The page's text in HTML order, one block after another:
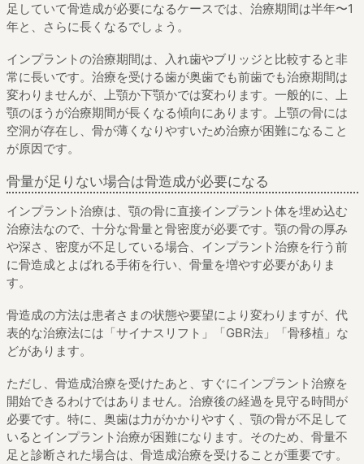
足していて骨造成が必要になるケースでは、治療期間は半年〜1
年と、さらに長くなるでしょう。
インプラントの治療期間は、入れ歯やブリッジと比較すると非
常に長いです。治療を受ける歯が奥歯でも前歯でも治療期間は
変わりませんが、上顎か下顎かでは変わります。一般的に、上
顎のほうが治療期間が長くなる傾向にあります。上顎の骨には
空洞が存在し、骨が薄くなりやすいため治療が困難になること
が原因です。
骨量が足りない場合は骨造成が必要になる
インプラント治療は、顎の骨に直接インプラント体を埋め込む
治療法なので、十分な骨量と骨密度が必要です。顎の骨の厚み
や深さ、密度が不足している場合、インプラント治療を行う前
に骨造成とよばれる手術を行い、骨量を増やす必要がありま
す。
骨造成の方法は患者さまの状態や要望により変わりますが、代
表的な治療法には「サイナスリフト」「GBR法」「骨移植」な
どがあります。
ただし、骨造成治療を受けたあと、すぐにインプラント治療を
開始できるわけではありません。治療後の経過を見守る時間が
必要です。特に、奥歯は力がかかりやすく、顎の骨が不足して
いるとインプラント治療が困難になります。そのため、骨量不
足と診断された場合は、骨造成治療を受けることが重要です。